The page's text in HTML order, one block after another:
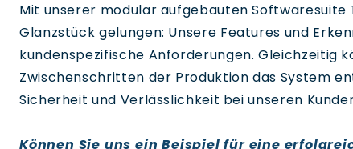
Mit unserer modular aufgebauten Softwaresuite
Glanzstück gelungen: Unsere Features und
kundenspezifische Anforderungen. Gleichzeitig
Zwischenschritten der Produktion das System
Sicherheit und Verlässlichkeit bei unseren
Können Sie uns ein Beispiel für eine